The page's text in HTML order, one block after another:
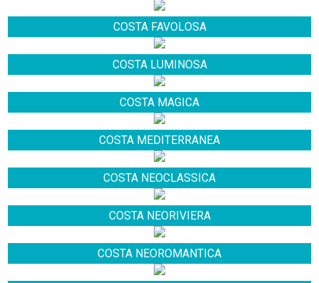
COSTA FAVOLOSA
COSTA LUMINOSA
COSTA MAGICA
COSTA MEDITERRANEA
COSTA NEOCLASSICA
COSTA NEORIVIERA
COSTA NEOROMANTICA